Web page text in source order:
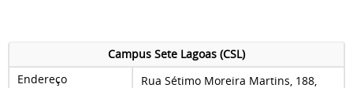
Campus Sete Lagoas (CSL)
Endereço
Rua Sétimo Moreira Martins, 188,